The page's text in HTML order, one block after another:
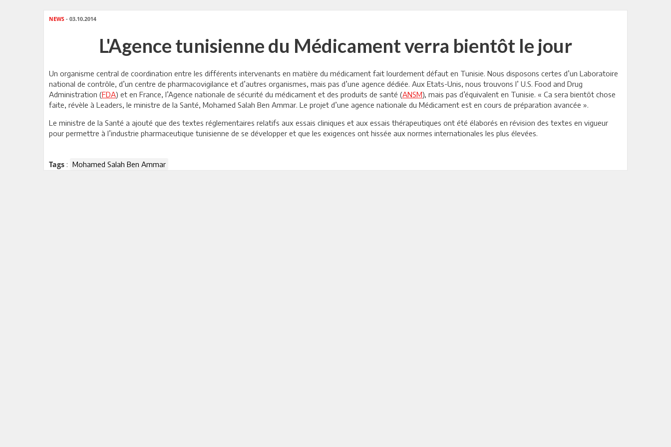
NEWS - 03.10.2014
L'Agence tunisienne du Médicament verra bientôt le jour
Un organisme central de coordination entre les différents intervenants en matière du médicament fait lourdement défaut en Tunisie. Nous disposons certes d’un Laboratoire
national de contrôle, d’un centre de pharmacovigilance et d’autres organismes, mais pas d’une agence dédiée. Aux Etats-Unis, nous trouvons l’ U.S. Food and Drug
Administration (FDA) et en France, l’Agence nationale de sécurité du médicament et des produits de santé (ANSM), mais pas d’équivalent en Tunisie. « Ca sera bientôt chose
faite, révèle à Leaders, le ministre de la Santé, Mohamed Salah Ben Ammar. Le projet d’une agence nationale du Médicament est en cours de préparation avancée ».
Le ministre de la Santé a ajouté que des textes réglementaires relatifs aux essais cliniques et aux essais thérapeutiques ont été élaborés en révision des textes en vigueur
pour permettre à l’industrie pharmaceutique tunisienne de se développer et que les exigences ont hissée aux normes internationales les plus élevées.
Tags : Mohamed Salah Ben Ammar